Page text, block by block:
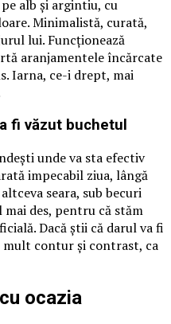
alb și argintiu, cu
Minimalistă, curată,
lui. Funcționează
aranjamentele încărcate
Iarna, ce-i drept, mai
fi văzut buchetul
unde va sta efectiv
impecabil ziua, lângă
seara, sub becuri
des, pentru că stăm
Dacă știi că darul va fi
mult contur și contrast, ca
ocazia